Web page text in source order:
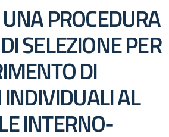
PROCEDURA
SELEZIONE PER
DI
AL
INTERNO-